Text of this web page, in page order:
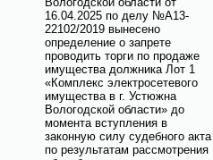
16.04.2025 по делу №А13-
22102/2019 вынесено
определение о запрете
проводить торги по продаже
имущества должника Лот 1
«Комплекс электросетевого
имущества в г. Устюжна
Вологодской области» до
момента вступления в
законную силу судебного акта
по результатам рассмотрения